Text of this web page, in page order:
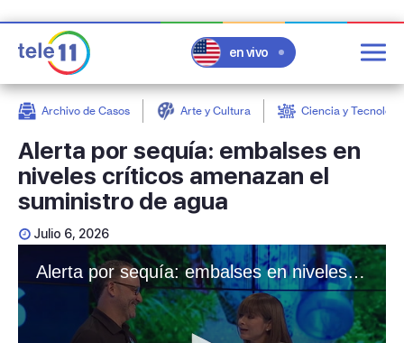
en vivo
Archivo de Casos Arte y Cultura Ciencia y
Alerta por sequía: embalses en
niveles críticos amenazan el
suministro de agua
Julio 6, 2026
Alerta por sequía: embalses en niveles críticos amenazan el suministro de agua
post